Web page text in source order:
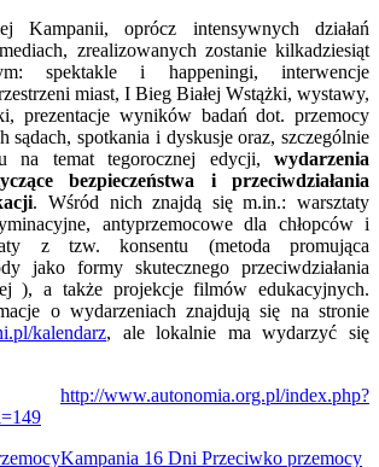
Kampanii, oprócz intensywnych działań
zrealizowanych zostanie kilkadziesiąt
spektakle i happeningi, interwencje
miast, I Bieg Białej Wstążki, wystawy,
prezentacje wyników badań dot. przemocy
sądach, spotkania i dyskusje oraz, szczególnie
na temat tegorocznej edycji, wydarzenia
bezpieczeństwa i przeciwdziałania
. Wśród nich znajdą się m.in.: warsztaty
antyprzemocowe dla chłopców i
z tzw. konsentu (metoda promująca
jako formy skutecznego przeciwdziałania
), a także projekcje filmów edukacyjnych.
o wydarzeniach znajdują się na stronie
kalendarz, ale lokalnie ma wydarzyć się
http://www.autonomia.org.pl/index.php?
Kampania 16 Dni Przeciwko przemocy